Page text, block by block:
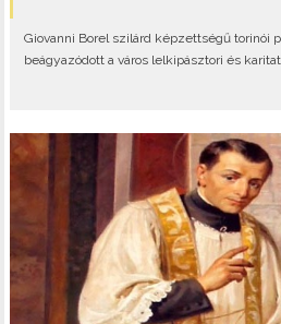
Giovanni Borel szilárd képzettségű torinói
beágyazódott a város lelkipásztori és